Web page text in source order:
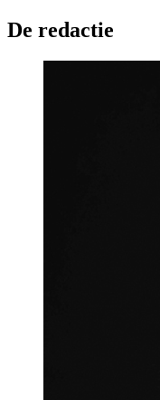
De redactie